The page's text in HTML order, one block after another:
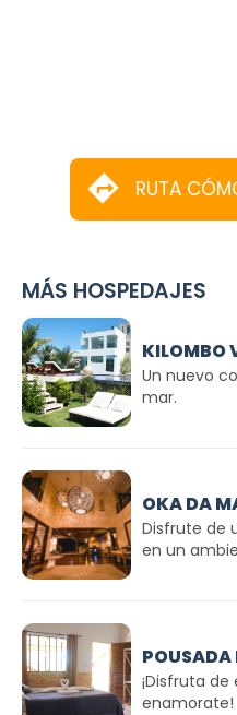
RUTA
MÁS HOSPEDAJES
KILOMBO
Un nuevo
mar.
OKA DA
Disfrute de
en un
POUSADA
¡Disfruta
enamorate!